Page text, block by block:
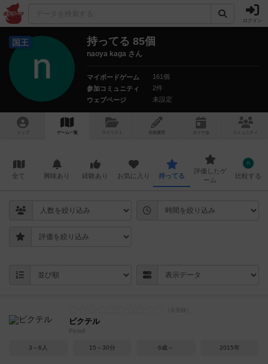
ログイン
国王 持ってる 85個
naoya kaga さん
マイボードゲーム
161個
参加コミュニティ
2件
ウェブページ
未設定
トップ ゲーム一覧 マイリスト 投稿履歴 ボ ドゲ コミュニティ
全て 興味あり 経験あり お気に入り 持ってる
評価したゲ
ーム
比較する
ピクテル
Pictell
3～6人 15～30分 6歳～ 2015年